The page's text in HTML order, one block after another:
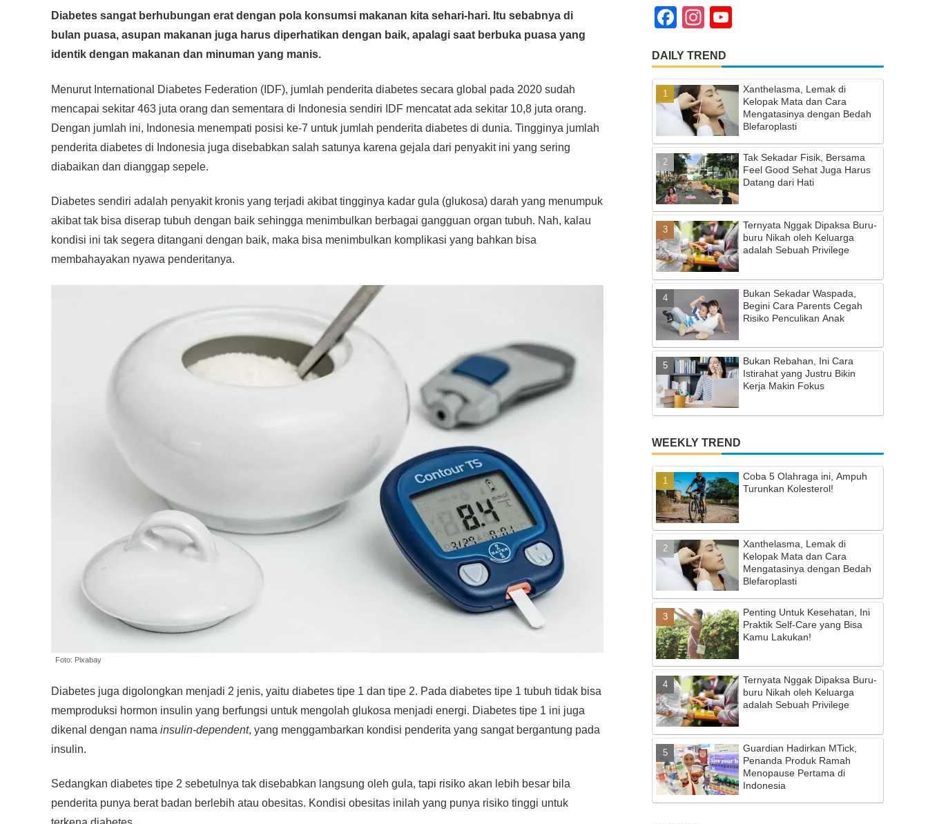
c
e
o
o
k
tt
er
at
s
p
p
e
ss
e
g
er
ail p
y
n
k
ar
e
Diabetes sangat berhubungan erat dengan pola konsumsi makanan kita sehari-hari. Itu sebabnya di
bulan puasa, asupan makanan juga harus diperhatikan dengan baik, apalagi saat berbuka puasa yang
identik dengan makanan dan minuman yang manis.
Menurut International Diabetes Federation (IDF), jumlah penderita diabetes secara global pada 2020 sudah
mencapai sekitar 463 juta orang dan sementara di Indonesia sendiri IDF mencatat ada sekitar 10,8 juta orang.
Dengan jumlah ini, Indonesia menempati posisi ke-7 untuk jumlah penderita diabetes di dunia. Tingginya jumlah
penderita diabetes di Indonesia juga disebabkan salah satunya karena gejala dari penyakit ini yang sering
diabaikan dan dianggap sepele.
Diabetes sendiri adalah penyakit kronis yang terjadi akibat tingginya kadar gula (glukosa) darah yang menumpuk
akibat tak bisa diserap tubuh dengan baik sehingga menimbulkan berbagai gangguan organ tubuh. Nah, kalau
kondisi ini tak segera ditangani dengan baik, maka bisa menimbulkan komplikasi yang bahkan bisa
membahayakan nyawa penderitanya.
Foto: Pixabay
Diabetes juga digolongkan menjadi 2 jenis, yaitu diabetes tipe 1 dan tipe 2. Pada diabetes tipe 1 tubuh tidak bisa
memproduksi hormon insulin yang berfungsi untuk mengolah glukosa menjadi energi. Diabetes tipe 1 ini juga
dikenal dengan nama insulin-dependent, yang menggambarkan kondisi penderita yang sangat bergantung pada
insulin.
Sedangkan diabetes tipe 2 sebetulnya tak disebabkan langsung oleh gula, tapi risiko akan lebih besar bila
penderita punya berat badan berlebih atau obesitas. Kondisi obesitas inilah yang punya risiko tinggi untuk
F
c
e
b
o
o
k
In
a
gr
a
m
u
T
u
b
e
C
h
a
n
n
el
DAILY TREND
Xanthelasma, Lemak di
Kelopak Mata dan Cara
Mengatasinya dengan Bedah
Blefaroplasti
Tak Sekadar Fisik, Bersama
Feel Good Sehat Juga Harus
Datang dari Hati
Ternyata Nggak Dipaksa Buru-
buru Nikah oleh Keluarga
adalah Sebuah Privilege
Bukan Sekadar Waspada,
Begini Cara Parents Cegah
Risiko Penculikan Anak
Bukan Rebahan, Ini Cara
Istirahat yang Justru Bikin
Kerja Makin Fokus
WEEKLY TREND
Coba 5 Olahraga ini, Ampuh
Turunkan Kolesterol!
Xanthelasma, Lemak di
Kelopak Mata dan Cara
Mengatasinya dengan Bedah
Blefaroplasti
Penting Untuk Kesehatan, Ini
Praktik Self-Care yang Bisa
Kamu Lakukan!
Ternyata Nggak Dipaksa Buru-
buru Nikah oleh Keluarga
adalah Sebuah Privilege
Guardian Hadirkan MTick,
Penanda Produk Ramah
Menopause Pertama di
Indonesia